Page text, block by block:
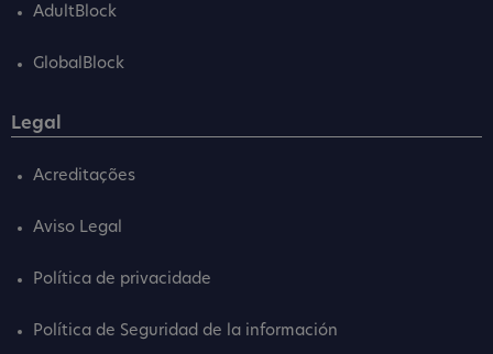
AdultBlock
GlobalBlock
Legal
Acreditações
Aviso Legal
Política de privacidade
Política de Seguridad de la información